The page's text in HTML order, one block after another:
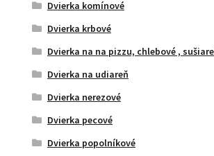
Dvierka komínové
Dvierka krbové
Dvierka na na pizzu, chlebové ,
Dvierka na udiareň
Dvierka nerezové
Dvierka pecové
Dvierka popolníkové